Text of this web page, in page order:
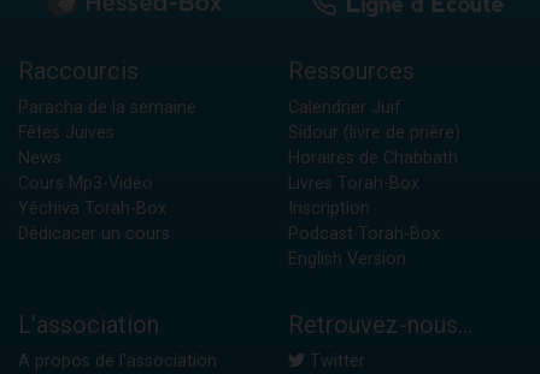
Raccourcis
Paracha de la semaine
Fêtes Juives
News
Cours Mp3-Vidéo
Yéchiva Torah-Box
Dédicacer un cours
Ressources
Calendrier Juif
Sidour (livre de prière)
Horaires de Chabbath
Livres Torah-Box
Inscription
Podcast Torah-Box
English Version
L'association
A propos de l'association
Retrouvez-nous...
Twitter